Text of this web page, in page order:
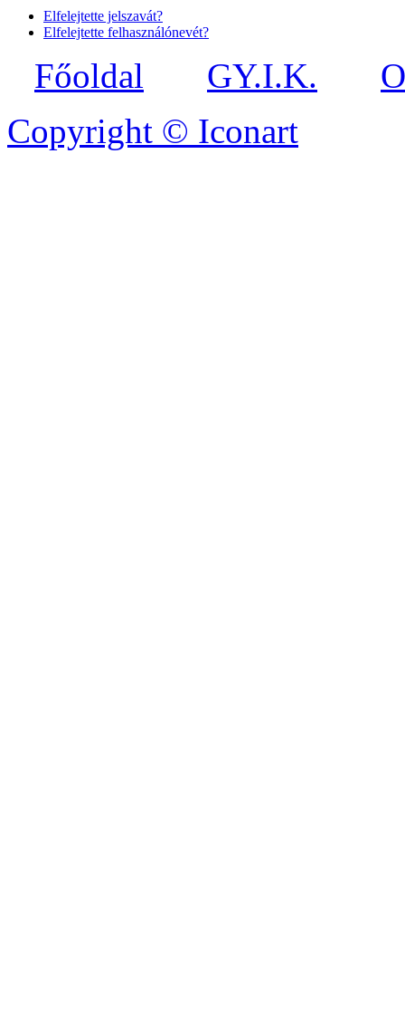
Elfelejtette jelszavát?
Elfelejtette felhasználónevét?
Főoldal GY.I.K.
Copyright © Iconart